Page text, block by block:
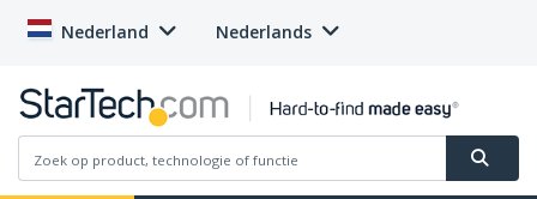
Nederland Nederlands